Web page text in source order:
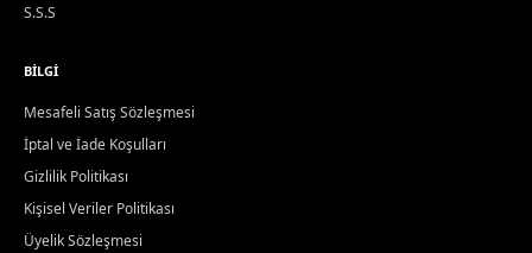
S.S.S
BILGI
Mesafeli Satış Sözleşmesi
İptal ve İade Koşulları
Gizlilik Politikası
Kişisel Veriler Politikası
Üyelik Sözleşmesi